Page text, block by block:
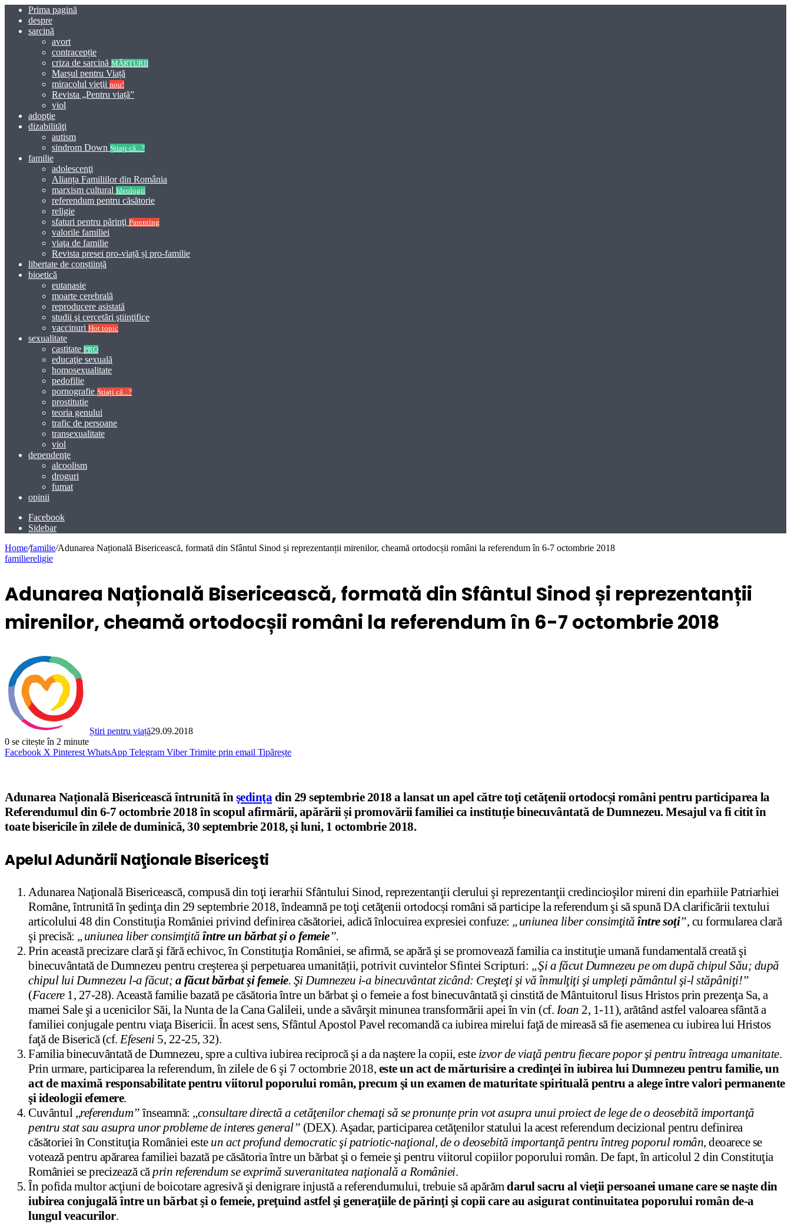
Prima pagină
despre
sarcină
avort
contracepție
criza de sarcină MĂRTURII
Marșul pentru Viață
miracolul vieţii nou!
Revista „Pentru viață”
viol
adopţie
dizabilităţi
autism
sindrom Down Știați că...?
familie
adolescenţi
Alianța Familiilor din România
marxism cultural Ideologii
referendum pentru căsătorie
religie
sfaturi pentru părinţi Parenting
valorile familiei
viaţa de familie
Revista presei pro-viață și pro-familie
libertate de conștiință
bioetică
eutanasie
moarte cerebrală
reproducere asistată
studii şi cercetări ştiinţifice
vaccinuri Hot topic
sexualitate
castitate PRO
educaţie sexuală
homosexualitate
pedofilie
pornografie Știați că...?
prostitutie
teoria genului
trafic de persoane
transexualitate
viol
dependenţe
alcoolism
droguri
fumat
opinii
Facebook
Sidebar
Home/familie/Adunarea Națională Bisericească, formată din Sfântul Sinod și reprezentanții mirenilor, cheamă ortodocșii români la referendum în 6-7 octombrie 2018
familiereligie
Adunarea Națională Bisericească, formată din Sfântul Sinod și reprezentanții
mirenilor, cheamă ortodocșii români la referendum în 6-7 octombrie 2018
Știri pentru viață29.09.2018
0 se citește în 2 minute
Facebook X Pinterest WhatsApp Telegram Viber Trimite prin email Tipărește
Adunarea Națională Bisericească întrunită înşedinţadin 29 septembrie 2018 a lansat un apel către toţi cetăţenii ortodocși români pentru participarea la
Referendumul din 6-7 octombrie 2018 în scopul afirmării, apărării și promovării familiei ca instituție binecuvântată de Dumnezeu. Mesajul va fi citit în
toate bisericile în zilele de duminică, 30 septembrie 2018, şi luni, 1 octombrie 2018.
Apelul Adunării Naţionale Bisericeşti
Adunarea Naţională Bisericească, compusă din toţi ierarhii Sfântului Sinod, reprezentanţii clerului şi reprezentanţii credincioşilor mireni din eparhiile Patriarhiei
Române, întrunită în şedinţa din 29 septembrie 2018, îndeamnă pe toţi cetăţenii ortodocși români să participe la referendum şi să spună DA clarificării textului
articolului 48 din Constituţia României privind definirea căsătoriei, adică înlocuirea expresiei confuze: „uniunea liber consimţită între soţi”, cu formularea clară
şi precisă: „uniunea liber consimţită între un bărbat şi o femeie”.
Prin această precizare clară şi fără echivoc, în Constituţia României, se afirmă, se apără şi se promovează familia ca instituţie umană fundamentală creată şi
binecuvântată de Dumnezeu pentru creşterea şi perpetuarea umanității, potrivit cuvintelor Sfintei Scripturi: „Şi a făcut Dumnezeu pe om după chipul Său; după
chipul lui Dumnezeu l-a făcut; a făcut bărbat şi femeie. Şi Dumnezeu i-a binecuvântat zicând: Creşteţi şi vă înmulţiţi şi umpleţi pământul şi-l stăpâniţi!”
(Facere1, 27-28). Această familie bazată pe căsătoria între un bărbat şi o femeie a fost binecuvântată şi cinstită de Mântuitorul Iisus Hristos prin prezenţa Sa, a
mamei Sale şi a ucenicilor Săi, la Nunta de la Cana Galileii, unde a săvârşit minunea transformării apei în vin (cf. Ioan 2, 1-11), arătând astfel valoarea sfântă a
familiei conjugale pentru viaţa Bisericii. În acest sens, Sfântul Apostol Pavel recomandă ca iubirea mirelui faţă de mireasă să fie asemenea cu iubirea lui Hristos
faţă de Biserică (cf.Efeseni5, 22-25, 32).
Familia binecuvântată de Dumnezeu, spre a cultiva iubirea reciprocă şi a da naştere la copii, este izvor de viaţă pentru fiecare popor şi pentru întreaga umanitate.
Prin urmare, participarea la referendum, în zilele de 6 şi 7 octombrie 2018, este un act de mărturisire a credinţei în iubirea lui Dumnezeu pentru familie, un
act de maximă responsabilitate pentru viitorul poporului român, precum şi un examen de maturitate spirituală pentru a alege între valori permanente
şi ideologii efemere.
Cuvântul „referendum”înseamnă: „consultare directă a cetăţenilor chemaţi să se pronunțe prin vot asupra unui proiect de lege de o deosebită importanţă
pentru stat sau asupra unor probleme de interes general” (DEX). Aşadar, participarea cetăţenilor statului la acest referendum decizional pentru definirea
căsătoriei în Constituţia României este un act profund democratic şi patriotic-naţional, de o deosebită importanţă pentru întreg poporul român, deoarece se
votează pentru apărarea familiei bazată pe căsătoria între un bărbat şi o femeie şi pentru viitorul copiilor poporului român. De fapt, în articolul 2 din Constituţia
României se precizează căprin referendum se exprimă suveranitatea naţională a României.
În pofida multor acţiuni de boicotare agresivă şi denigrare injustă a referendumului, trebuie să apărămdarul sacru al vieţii persoanei umane care se naşte din
iubirea conjugală între un bărbat şi o femeie, preţuind astfel şi generaţiile de părinţi şi copii care au asigurat continuitatea poporului român de-a
lungul veacurilor.